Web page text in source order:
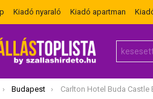
Kiadó nyaraló Kiadó apartman
for:
Budapest Carlton Hotel Buda Castle